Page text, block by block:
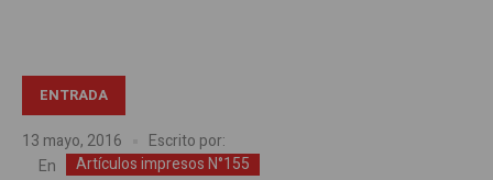
ENTRADA
13 mayo, 2016
Escrito por:
En
Artículos impresos N°155